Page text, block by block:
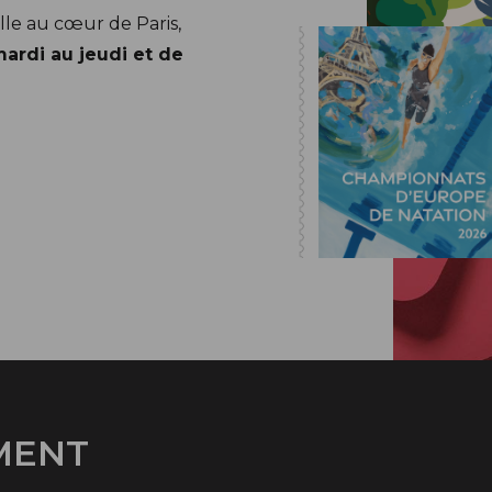
au cœur de Paris,
au jeudi et de